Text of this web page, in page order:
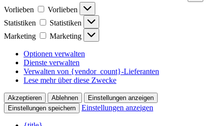
Vorlieben
Vorlieben
Statistiken
Statistiken
Marketing
Marketing
Optionen verwalten
Dienste verwalten
Verwalten von {vendor_count}-Lieferanten
Lese mehr über diese Zwecke
Akzeptieren Ablehnen
Einstellungen anzeigen
Einstellungen speichern
Einstellungen anzeigen